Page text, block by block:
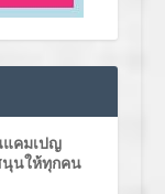
แคมเปญ
นุนให้ทุกคน